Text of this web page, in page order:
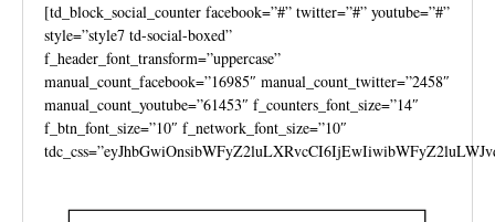
[td_block_social_counter facebook=”#” twitter=”#” youtube=”#”
style=”style7 td-social-boxed”
f_header_font_transform=”uppercase”
manual_count_facebook=”16985″ manual_count_twitter=”2458″
manual_count_youtube=”61453″ f_counters_font_size=”14″
f_btn_font_size=”10″ f_network_font_size=”10″